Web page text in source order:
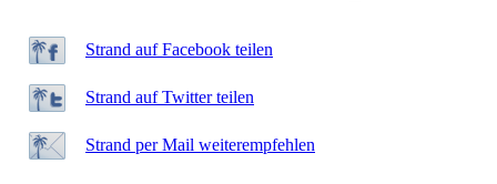
Strand auf Facebook teilen
Strand auf Twitter teilen
Strand per Mail weiterempfehlen